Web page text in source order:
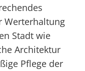
Werterhaltung
Stadt wie
Architektur
Pflege der